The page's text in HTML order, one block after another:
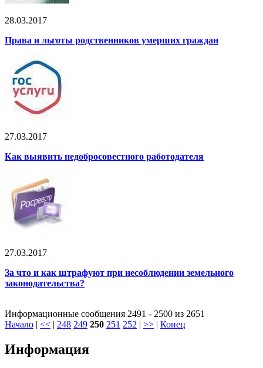
28.03.2017
Права и льготы родственников умерших граждан
27.03.2017
Как выявить недобросовестного работодателя
27.03.2017
За что и как штрафуют при несоблюдении земельного
законодательства?
Информационные сообщения 2491 - 2500 из 2651
Начало | << | 248 249 250 251 252 | >> | Конец
Информация